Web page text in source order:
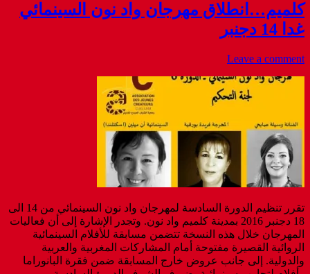
كلميم…انطلاق مهرجان واد نون السينمائي
غدا 14 دجنبر
Leave a comment
تقرر تنظيم الدورة السادسة لمهرجان واد نون السينمائي من 14 الى
18 دجنبر 2016 بمدينة كلميم واد نون. وتجدر الإشارة إلى أن فعاليات
المهرجان خلال هذه النسخة تتضمن مسابقة للأفلام السينمائية
الروائية القصيرة مفتوحة أمام المشاركات المغربية والعربية
والدولية. إلى جانب عروض خارج المسابقة ضمن فقرة البانوراما